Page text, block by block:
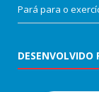
Pará para o
DESENVOLVIDO